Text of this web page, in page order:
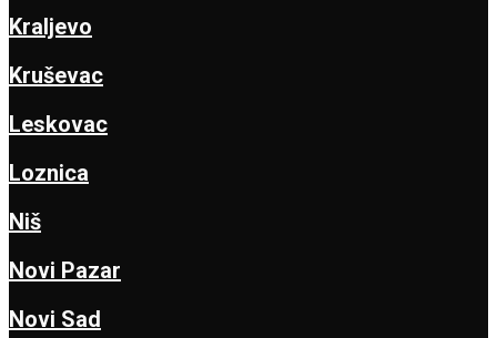
Kraljevo
Kruševac
Leskovac
Loznica
Niš
Novi Pazar
Novi Sad